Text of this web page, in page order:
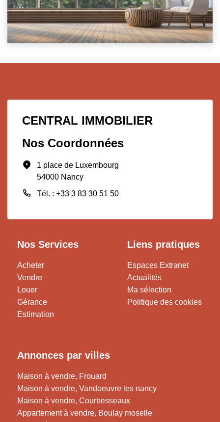
CENTRAL IMMOBILIER
Nos Coordonnées
1 place de Luxembourg
54000 Nancy
Tél. : +33 3 83 30 51 50
Nos Services
Acheter
Vendre
Louer
Gérance
Estimation
Liens pratiques
Espaces Extranet
Actualités
Ma sélection
Politique des cookies
Annonces par villes
Maison à vendre, Frouard
Maison à vendre, Vandoeuvre les nancy
Maison à vendre, Courbesseaux
Appartement à vendre, Boulay moselle